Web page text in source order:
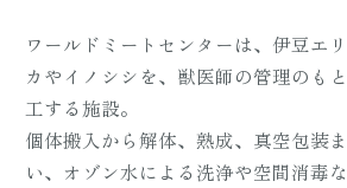
ワールドミートセンターは、伊豆エ
カやイノシシを、獣医師の管理のも
工する施設。
個体搬入から解体、熟成、真空包装
い、オゾン水による洗浄や空間消毒